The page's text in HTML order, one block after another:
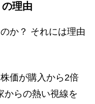
理由
か？ それには理由
価が購入から2倍
からの熱い視線を